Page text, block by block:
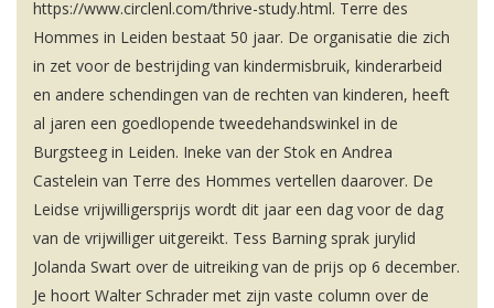
https://www.circlenl.com/thrive-study.html. Terre des
Hommes in Leiden bestaat 50 jaar. De organisatie die zich
in zet voor de bestrijding van kindermisbruik, kinderarbeid
en andere schendingen van de rechten van kinderen, heeft
al jaren een goedlopende tweedehandswinkel in de
Burgsteeg in Leiden. Ineke van der Stok en Andrea
Castelein van Terre des Hommes vertellen daarover. De
Leidse vrijwilligersprijs wordt dit jaar een dag voor de dag
van de vrijwilliger uitgereikt. Tess Barning sprak jurylid
Jolanda Swart over de uitreiking van de prijs op 6 december.
Je hoort Walter Schrader met zijn vaste column over de